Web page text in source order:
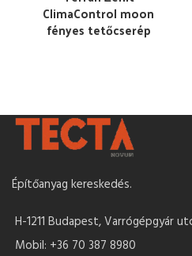
ClimaControl moon
fényes tetőcserép
Építőanyag kereskedés.
H-1211 Budapest, Varrógépgyár
Mobil: +36 70 387 8980